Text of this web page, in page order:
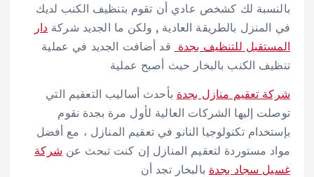
بالنسبة لك كشخص عادي أن تقوم بتنظيف الكنب لديك
في المنزل بالطريقة العادية , ولكن ما الجديد شركة دار
المستقبل للتنظيف بجدة قد أضافت الجديد في عملية
تنظيف الكنب بالبخار حيث أصبح عملية
شركة تعقيم منازل بجدة بأحدث أساليب التعقيم التي
توصلت إليها الشركات العالية لأول مرة بجدة نقوم
بإستخدام تكنولوجيا النانو في تعقيم المنازل ، مع أفضل
مواد مستوردة لتعقيم المنازل إن كنت تبحث عن شركة
غسيل سجاد بجدة بالبخار تجد أن